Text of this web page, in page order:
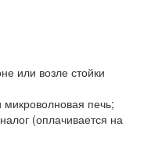
или возле стойки
микроволновая печь;
(оплачивается на